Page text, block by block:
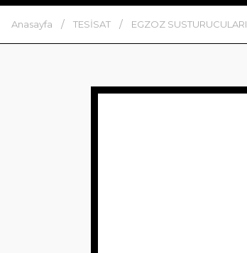
Anasayfa TESİSAT EGZOZ SUSTURUCULARI